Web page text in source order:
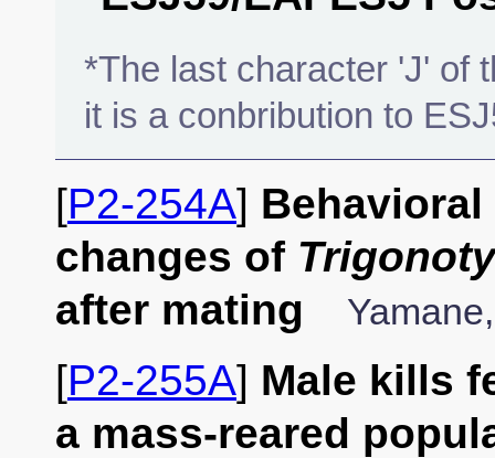
*The last character 'J' of
it is a conbribution to
[P2-254A]
changes of
after mating
[P2-255A] Male kills
a mass-reared